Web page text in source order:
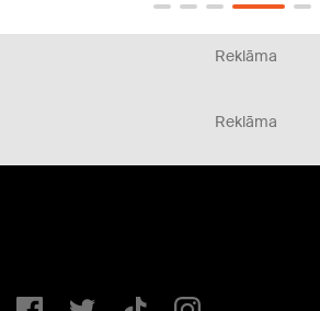
Reklāma
Reklāma